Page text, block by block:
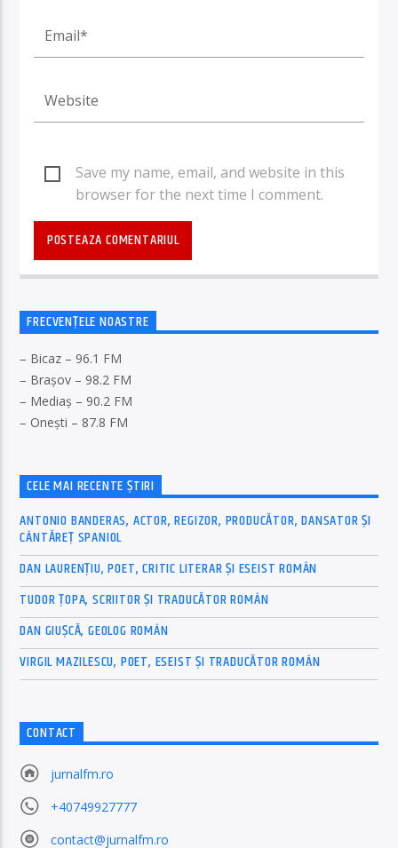
Save my name, email, and website in this
browser for the next time I comment.
FRECVENȚELE NOASTRE
– Bicaz – 96.1 FM
– Brașov – 98.2 FM
– Mediaș – 90.2 FM
– Onești – 87.8 FM
CELE MAI RECENTE ȘTIRI
ANTONIO BANDERAS, ACTOR, REGIZOR, PRODUCĂTOR, DANSATOR ȘI
CÂNTĂREȚ SPANIOL
DAN LAURENȚIU, POET, CRITIC LITERAR ȘI ESEIST ROMÂN
TUDOR ȚOPA, SCRIITOR ȘI TRADUCĂTOR ROMÂN
DAN GIUȘCĂ, GEOLOG ROMÂN
VIRGIL MAZILESCU, POET, ESEIST ȘI TRADUCĂTOR ROMÂN
CONTACT
jurnalfm.ro
+40749927777
contact@jurnalfm.ro